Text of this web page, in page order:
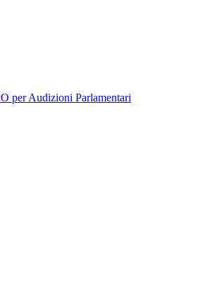
per Audizioni Parlamentari